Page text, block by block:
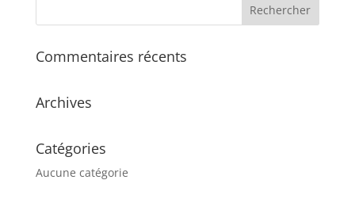
Commentaires récents
Archives
Catégories
Aucune catégorie